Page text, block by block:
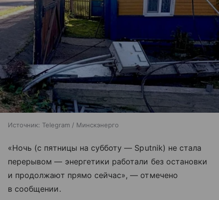
Источник: Telegram / Минскэнерго
«Ночь (с пятницы на субботу — Sputnik) не стала
перерывом — энергетики работали без остановки
и продолжают прямо сейчас», — отмечено
в сообщении.